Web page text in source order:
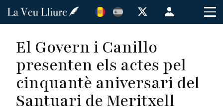
Vés
Menú
de
usuario
El Govern i Canillo
presenten els actes pel
cinquantè aniversari del
Santuari de Meritxell